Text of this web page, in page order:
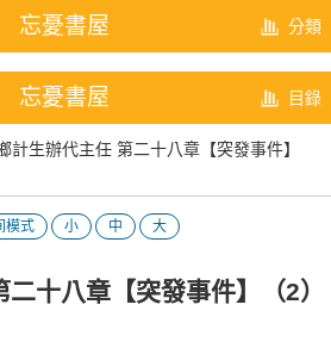
忘憂書屋 分類
忘憂書屋 目錄
計生辦代主任 第二十八章【突發事件】
模式 小 中 大
十八章【突發事件】（2）